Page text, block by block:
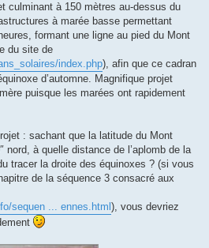
culminant à 150 mètres au-dessus du
à marée basse permettant
formant une ligne au pied du Mont
du site de
index.php), afin que ce cadran
d’automne. Magnifique projet
puisque les marées ont rapidement
: sachant que la latitude du Mont
nord, à quelle distance de l’aplomb de la
tracer la droite des équinoxes ? (si vous
de la séquence 3 consacré aux
sequen ... ennes.html ), vous devriez